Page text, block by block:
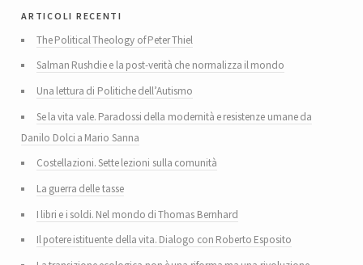
articoli recenti
The Political Theology of Peter Thiel
Salman Rushdie e la post-verità che normalizza il mondo
Una lettura di Politiche dell’Autismo
Se la vita vale. Paradossi della modernità e resistenze umane da
Danilo Dolci a Mario Sanna
Costellazioni. Sette lezioni sulla comunità
La guerra delle tasse
I libri e i soldi. Nel mondo di Thomas Bernhard
Il potere istituente della vita. Dialogo con Roberto Esposito